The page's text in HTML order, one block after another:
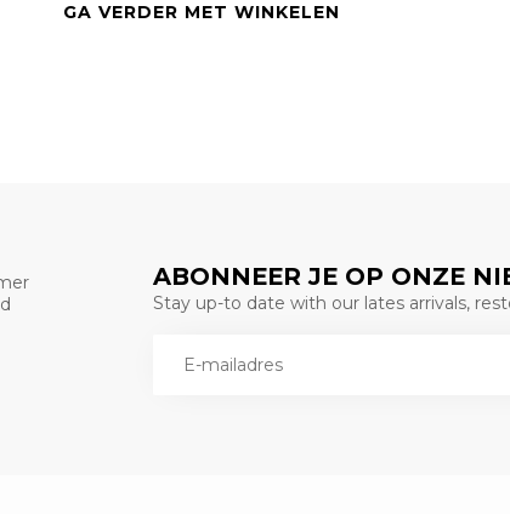
GA VERDER MET WINKELEN
ABONNEER JE OP ONZE
Stay up-to date with our lates arrivals,